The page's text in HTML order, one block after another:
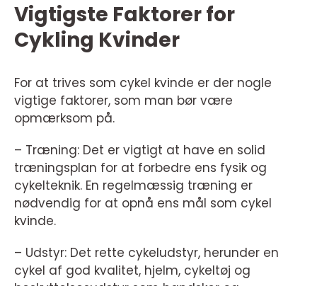
Vigtigste Faktorer for
Cykling Kvinder
For at trives som cykel kvinde er der nogle
vigtige faktorer, som man bør være
opmærksom på.
– Træning: Det er vigtigt at have en solid
træningsplan for at forbedre ens fysik og
cykelteknik. En regelmæssig træning er
nødvendig for at opnå ens mål som cykel
kvinde.
– Udstyr: Det rette cykeludstyr, herunder en
cykel af god kvalitet, hjelm, cykeltøj og